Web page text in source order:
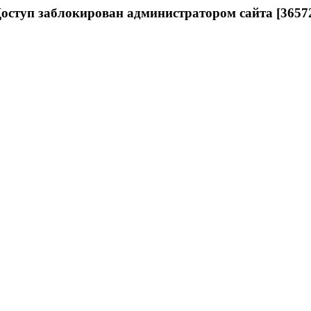
заблокирован администратором сайта